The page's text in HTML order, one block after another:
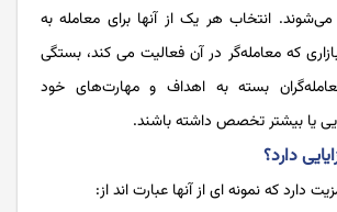
انتخاب هر یک از آن­ها برای معامله به
که معامله­‌گر در آن فعالیت می کند، بستگی
بسته به اهداف و مهارت‌های خود
یا بیشتر تخصص داشته باشند.
دارد؟
دارد که نمونه ای از آن­ها عبارت ­اند از: